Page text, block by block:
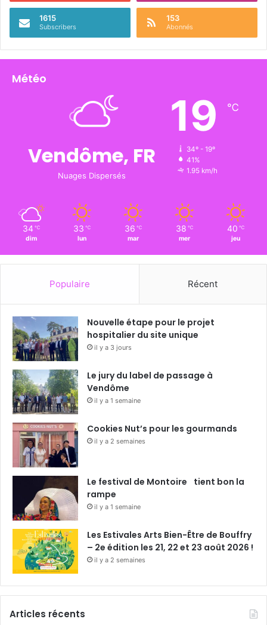
1615
Subscribers
153
Abonnés
Météo
Vendôme, FR
Nuages Dispersés
19 ℃
34º - 19º
41%
1.95 km/h
34 ℃
dim
33 ℃
lun
36 ℃
mar
38 ℃
mer
40 ℃
jeu
Populaire Récent
Nouvelle étape pour le projet
hospitalier du site unique
il y a 3 jours
Le jury du label de passage à
Vendôme
il y a 1 semaine
Cookies Nut’s pour les gourmands
il y a 2 semaines
Le festival de Montoire tient bon la
rampe
il y a 1 semaine
Les Estivales Arts Bien-Être de Bouffry
– 2e édition les 21, 22 et 23 août 2026 !
il y a 2 semaines
Articles récents